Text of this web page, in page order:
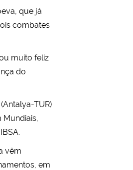
que já
combates
muito feliz
do
TUR)
Mundiais,
vêm
em